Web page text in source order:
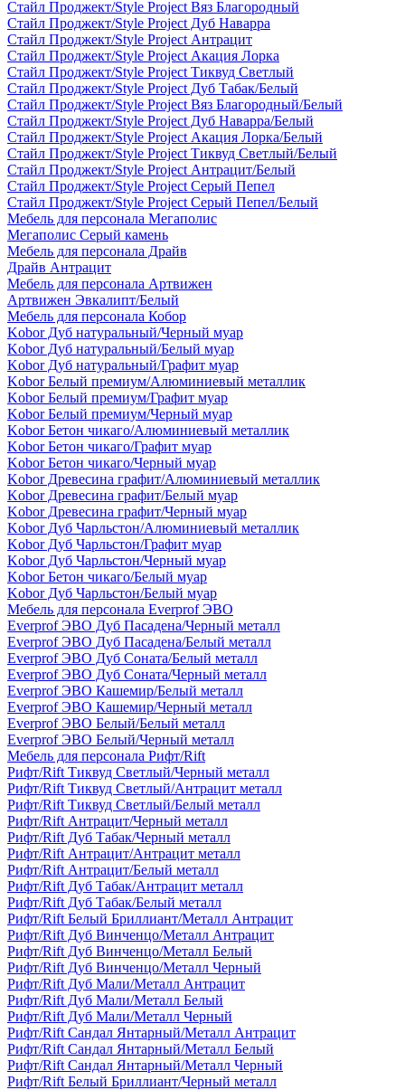
Стайл Проджект/Style Project Вяз Благородный
Стайл Проджект/Style Project Дуб Наварра
Стайл Проджект/Style Project Антрацит
Стайл Проджект/Style Project Акация Лорка
Стайл Проджект/Style Project Тиквуд Светлый
Стайл Проджект/Style Project Дуб Табак/Белый
Стайл Проджект/Style Project Вяз Благородный/Белый
Стайл Проджект/Style Project Дуб Наварра/Белый
Стайл Проджект/Style Project Акация Лорка/Белый
Стайл Проджект/Style Project Тиквуд Светлый/Белый
Стайл Проджект/Style Project Антрацит/Белый
Стайл Проджект/Style Project Серый Пепел
Стайл Проджект/Style Project Серый Пепел/Белый
Мебель для персонала Мегаполис
Мегаполис Серый камень
Мебель для персонала Драйв
Драйв Антрацит
Мебель для персонала Артвижен
Артвижен Эвкалипт/Белый
Мебель для персонала Кобор
Kobor Дуб натуральный/Черный муар
Kobor Дуб натуральный/Белый муар
Kobor Дуб натуральный/Графит муар
Kobor Белый премиум/Алюминиевый металлик
Kobor Белый премиум/Графит муар
Kobor Белый премиум/Черный муар
Kobor Бетон чикаго/Алюминиевый металлик
Kobor Бетон чикаго/Графит муар
Kobor Бетон чикаго/Черный муар
Kobor Древесина графит/Алюминиевый металлик
Kobor Древесина графит/Белый муар
Kobor Древесина графит/Черный муар
Kobor Дуб Чарльстон/Алюминиевый металлик
Kobor Дуб Чарльстон/Графит муар
Kobor Дуб Чарльстон/Черный муар
Kobor Бетон чикаго/Белый муар
Kobor Дуб Чарльстон/Белый муар
Мебель для персонала Everprof ЭВО
Everprof ЭВО Дуб Пасадена/Черный металл
Everprof ЭВО Дуб Пасадена/Белый металл
Everprof ЭВО Дуб Соната/Белый металл
Everprof ЭВО Дуб Соната/Черный металл
Everprof ЭВО Кашемир/Белый металл
Everprof ЭВО Кашемир/Черный металл
Everprof ЭВО Белый/Белый металл
Everprof ЭВО Белый/Черный металл
Мебель для персонала Рифт/Rift
Рифт/Rift Тиквуд Светлый/Черный металл
Рифт/Rift Тиквуд Светлый/Антрацит металл
Рифт/Rift Тиквуд Светлый/Белый металл
Рифт/Rift Антрацит/Черный металл
Рифт/Rift Дуб Табак/Черный металл
Рифт/Rift Антрацит/Антрацит металл
Рифт/Rift Антрацит/Белый металл
Рифт/Rift Дуб Табак/Антрацит металл
Рифт/Rift Дуб Табак/Белый металл
Рифт/Rift Белый Бриллиант/Металл Антрацит
Рифт/Rift Дуб Винченцо/Металл Антрацит
Рифт/Rift Дуб Винченцо/Металл Белый
Рифт/Rift Дуб Винченцо/Металл Черный
Рифт/Rift Дуб Мали/Металл Антрацит
Рифт/Rift Дуб Мали/Металл Белый
Рифт/Rift Дуб Мали/Металл Черный
Рифт/Rift Сандал Янтарный/Металл Антрацит
Рифт/Rift Сандал Янтарный/Металл Белый
Рифт/Rift Сандал Янтарный/Металл Черный
Рифт/Rift Белый Бриллиант/Черный металл